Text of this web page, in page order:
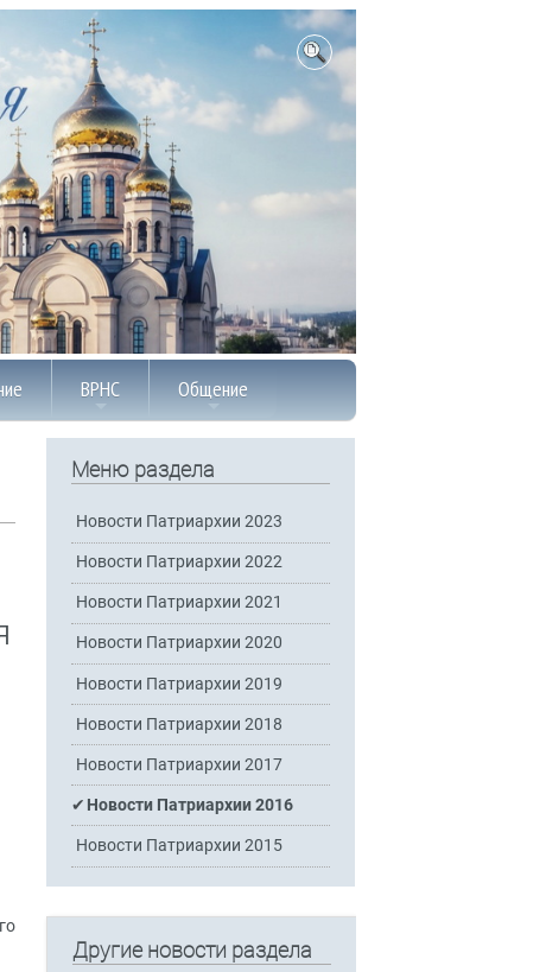
ВРНС Общение
Меню раздела
Новости Патриархии 2023
Новости Патриархии 2022
Новости Патриархии 2021
Новости Патриархии 2020
Новости Патриархии 2019
Новости Патриархии 2018
Новости Патриархии 2017
Новости Патриархии 2016
Новости Патриархии 2015
Другие новости раздела